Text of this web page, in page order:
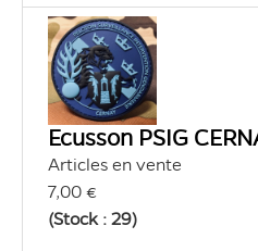
Ecusson PSIG
Articles en vente
7,00 €
(Stock : 29)